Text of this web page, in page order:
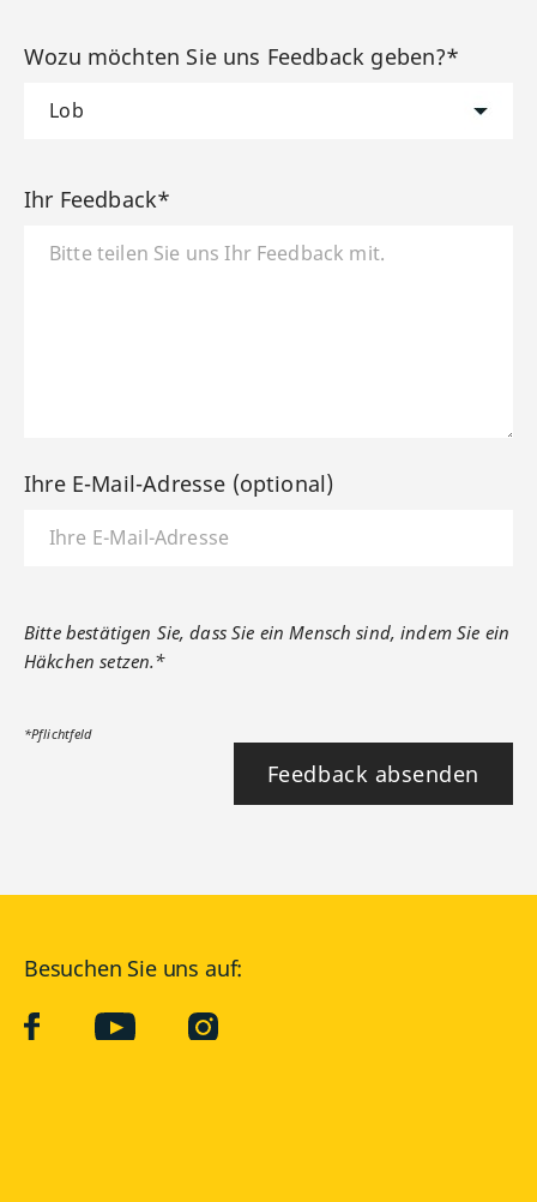
Wozu möchten Sie uns Feedback geben?*
Ihr Feedback*
Ihre E-Mail-Adresse (optional)
Bitte bestätigen Sie, dass Sie ein Mensch sind, indem Sie ein
Häkchen setzen.*
*Pflichtfeld
Feedback absenden
Besuchen Sie uns auf:
facebookYouTube Instagram